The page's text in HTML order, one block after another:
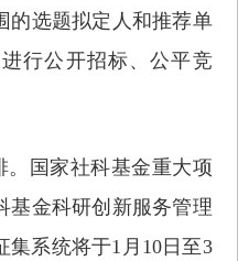
的选题拟定人和推荐单
行公开招标、公平竞
。国家社科基金重大项
基金科研创新服务管理
集系统将于1月10日至3